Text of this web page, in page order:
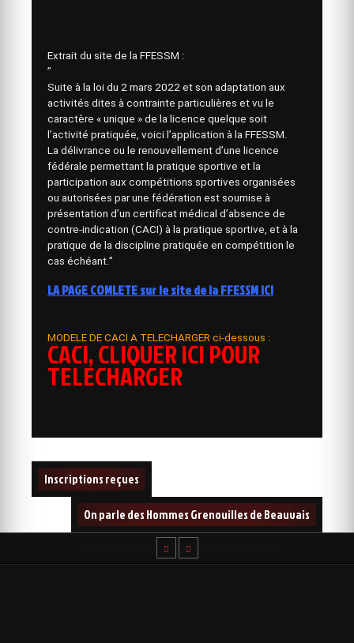
Extrait du site de la FFESSM :
”
Suite à la loi du 2 mars 2022 et son adaptation aux
activités dites à contrainte particulières et vu le
caractère « unique » de la licence quelque soit
l’activité pratiquée, voici l’application à la FFESSM.
La délivrance ou le renouvellement d’une licence
fédérale permettant la pratique sportive et la
participation aux compétitions sportives organisées
ou autorisées par une fédération est soumise à
présentation d’un certificat médical d’absence de
contre-indication (CACI) à la pratique sportive, et à la
pratique de la discipline pratiquée en compétition le
cas échéant.”
LA PAGE COMLETEsur le site de la FFESSMICI
MODELE DE CACI A TELECHARGER ci-dessous :
CACI, CLIQUER ICI POUR
TELECHARGER
Navigation
de
Inscriptions reçues
On parle des Hommes Grenouilles de Beauvais